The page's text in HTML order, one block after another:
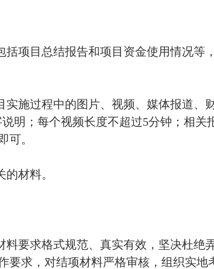
项目总结报告和项目资金使用情况等
施过程中的图片、视频、媒体报道、
明；每个视频长度不超过5分钟；相关
可。
材料。
要求格式规范、真实有效，坚决杜绝
要求，对结项材料严格审核，组织实地